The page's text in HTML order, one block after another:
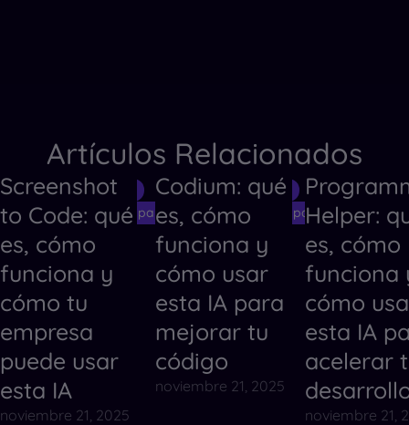
Artículos Relacionados
Herramientas de IA
Herramientas de IA para Crear Códigos
Screenshot
to Code: qué
es, cómo
funciona y
cómo tu
empresa
puede usar
esta IA
noviembre 21, 2025
Herramientas de IA
Herramientas de IA para Crear
Codium: qué
es, cómo
funciona y
cómo usar
esta IA para
mejorar tu
código
noviembre 21, 2025
Herramientas
Helper:
es, cómo
funciona
cómo
esta IA
acelerar
noviembre 21,